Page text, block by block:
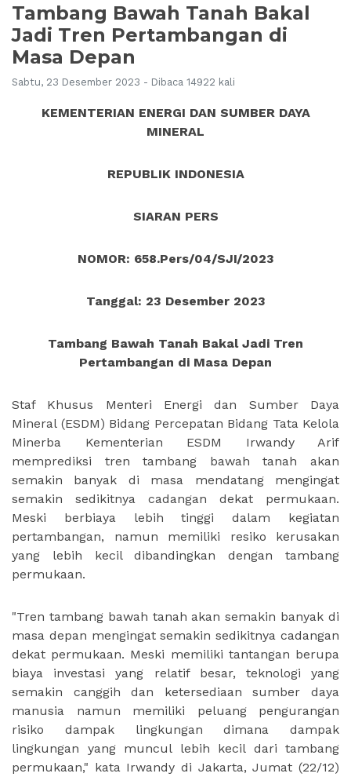
Tambang Bawah Tanah Bakal
Jadi Tren Pertambangan di
Masa Depan
Sabtu, 23 Desember 2023 - Dibaca 14922 kali
KEMENTERIAN ENERGI DAN SUMBER DAYA
MINERAL
REPUBLIK INDONESIA
SIARAN PERS
NOMOR: 658.Pers/04/SJI/2023
Tanggal: 23 Desember 2023
Tambang Bawah Tanah Bakal Jadi Tren
Pertambangan di Masa Depan
Staf Khusus Menteri Energi dan Sumber Daya
Mineral (ESDM) Bidang Percepatan Bidang Tata Kelola
Minerba Kementerian ESDM Irwandy Arif
memprediksi tren tambang bawah tanah akan
semakin banyak di masa mendatang mengingat
semakin sedikitnya cadangan dekat permukaan.
Meski berbiaya lebih tinggi dalam kegiatan
pertambangan, namun memiliki resiko kerusakan
yang lebih kecil dibandingkan dengan tambang
permukaan.
"Tren tambang bawah tanah akan semakin banyak di
masa depan mengingat semakin sedikitnya cadangan
dekat permukaan. Meski memiliki tantangan berupa
biaya investasi yang relatif besar, teknologi yang
semakin canggih dan ketersediaan sumber daya
manusia namun memiliki peluang pengurangan
risiko dampak lingkungan dimana dampak
lingkungan yang muncul lebih kecil dari tambang
permukaan," kata Irwandy di Jakarta, Jumat (22/12)